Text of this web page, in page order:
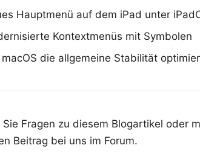
Hauptmenü auf dem iPad unter
Kontextmenüs mit Symbolen
die allgemeine Stabilität
Sie Fragen zu diesem Blogartikel oder
Beitrag bei uns im Forum.